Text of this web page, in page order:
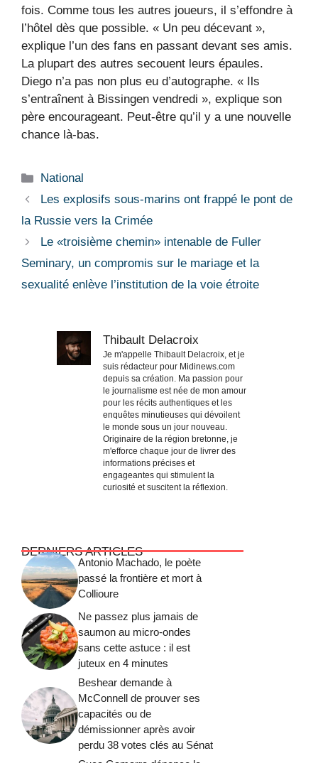
fois. Comme tous les autres joueurs, il s’effondre à
l’hôtel dès que possible. « Un peu décevant »,
explique l’un des fans en passant devant ses amis.
La plupart des autres secouent leurs épaules.
Diego n’a pas non plus eu d’autographe. « Ils
s’entraînent à Bissingen vendredi », explique son
père encourageant. Peut-être qu’il y a une nouvelle
chance là-bas.
Catégories
National
Les explosifs sous-marins ont frappé le pont de
la Russie vers la Crimée
Le «troisième chemin» intenable de Fuller
Seminary, un compromis sur le mariage et la
sexualité enlève l’institution de la voie étroite
Thibault Delacroix
Je m'appelle Thibault Delacroix, et je
suis rédacteur pour Midinews.com
depuis sa création. Ma passion pour
le journalisme est née de mon amour
pour les récits authentiques et les
enquêtes minutieuses qui dévoilent
le monde sous un jour nouveau.
Originaire de la région bretonne, je
m'efforce chaque jour de livrer des
informations précises et
engageantes qui stimulent la
curiosité et suscitent la réflexion.
DERNIERS ARTICLES
Antonio Machado, le poète
passé la frontière et mort à
Collioure
Ne passez plus jamais de
saumon au micro-ondes
sans cette astuce : il est
juteux en 4 minutes
Beshear demande à
McConnell de prouver ses
capacités ou de
démissionner après avoir
perdu 38 votes clés au Sénat